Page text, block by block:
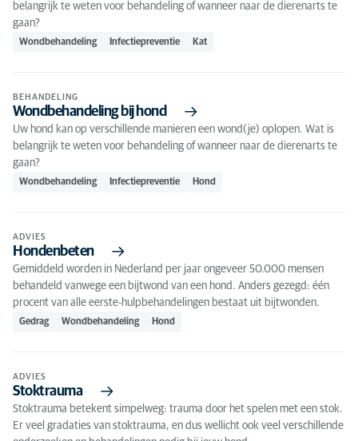
belangrijk te weten voor behandeling of wanneer naar de dierenarts te
gaan?
Wondbehandeling Infectiepreventie Kat
BEHANDELING
Wondbehandeling bij hond
Uw hond kan op verschillende manieren een wond(je) oplopen. Wat is
belangrijk te weten voor behandeling of wanneer naar de dierenarts te
gaan?
Wondbehandeling Infectiepreventie Hond
ADVIES
Hondenbeten
Gemiddeld worden in Nederland per jaar ongeveer 50.000 mensen
behandeld vanwege een bijtwond van een hond. Anders gezegd: één
procent van alle eerste-hulpbehandelingen bestaat uit bijtwonden.
Gedrag Wondbehandeling Hond
ADVIES
Stoktrauma
Stoktrauma betekent simpelweg: trauma door het spelen met een stok.
Er veel gradaties van stoktrauma, en dus wellicht ook veel verschillende